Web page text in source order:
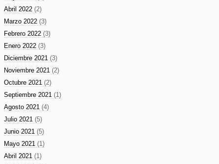
Abril 2022 (2)
Marzo 2022 (3)
Febrero 2022 (3)
Enero 2022 (3)
Diciembre 2021 (3)
Noviembre 2021 (2)
Octubre 2021 (2)
Septiembre 2021 (1)
Agosto 2021 (4)
Julio 2021 (5)
Junio 2021 (5)
Mayo 2021 (1)
Abril 2021 (1)